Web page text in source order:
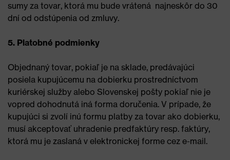
sumy za tovar, ktorá mu bude vrátená najneskôr do 30
dní od odstúpenia od zmluvy.
5. Platobné podmienky
Objednaný tovar, pokiaľ je na sklade, predávajúci
posiela kupujúcemu na dobierku prostredníctvom
kuriérskej služby alebo Slovenskej pošty pokiaľ nie je
vopred dohodnutá iná forma doručenia. V prípade, že
kupujúci si zvolí inú formu platby za tovar ako dobierku,
musí akceptovať uhradenie predfaktúry resp. faktúry,
ktorá mu je zaslaná v elektronickej forme cez e-mail.